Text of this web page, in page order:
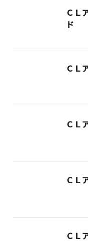
ＣＬ
ド
ＣＬ
ＣＬ
ＣＬ
ＣＬ